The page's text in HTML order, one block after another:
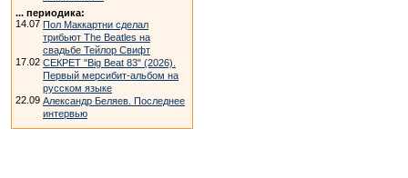
... периодика:
14.07 Пол Маккартни сделал
трибьют The Beatles на
свадьбе Тейлор Свифт
17.02 СЕКРЕТ "Big Beat 83" (2026).
Первый мерсибит-альбом на
русском языке
22.09 Александр Беляев. Последнее
интервью